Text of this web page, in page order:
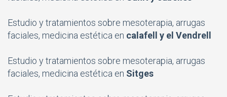
Estudio y tratamientos sobre mesoterapia, arrugas
faciales, medicina estética en calafell y el Vendrell
Estudio y tratamientos sobre mesoterapia, arrugas
faciales, medicina estética en Sitges